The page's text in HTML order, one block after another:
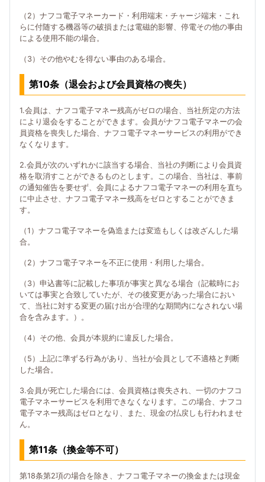
（2）ナフコ電子マネーカード・利用端末・チャージ端末・これ
らに付随する機器等の破損または電磁的影響、停電その他の事由
による使用不能の場合。
（3）その他やむを得ない事由のある場合。
第10条（退会および会員資格の喪失）
1.会員は、ナフコ電子マネー残高がゼロの場合、当社所定の方法
により退会をすることができます。会員がナフコ電子マネーの会
員資格を喪失した場合、ナフコ電子マネーサービスの利用ができ
なくなります。
2.会員が次のいずれかに該当する場合、当社の判断により会員資
格を取消すことができるものとします。この場合、当社は、事前
の通知催告を要せず、会員によるナフコ電子マネーの利用を直ち
に中止させ、ナフコ電子マネー残高をゼロとすることができま
す。
（1）ナフコ電子マネーを偽造または変造もしくは改ざんした場
合。
（2）ナフコ電子マネーを不正に使用・利用した場合。
（3）申込書等に記載した事項が事実と異なる場合（記載時にお
いては事実と合致していたが、その後変更があった場合におい
て、当社に対する変更の届け出が合理的な期間内になされない場
合を含みます。）。
（4）その他、会員が本規約に違反した場合。
（5）上記に準ずる行為があり、当社が会員として不適格と判断
した場合。
3.会員が死亡した場合には、会員資格は喪失され、一切のナフコ
電子マネーサービスを利用できなくなります。この場合、ナフコ
電子マネー残高はゼロとなり、また、現金の払戻しも行われませ
ん。
第11条（換金等不可）
第18条第2項の場合を除き、ナフコ電子マネーの換金または現金